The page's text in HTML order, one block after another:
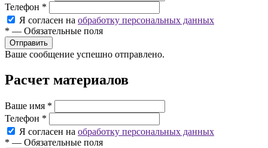
Телефон *
Я согласен на обработку персональных данных
* — Обязательные поля
Ваше сообщение успешно отправлено.
Расчет материалов
Ваше имя *
Телефон *
Я согласен на обработку персональных данных
* — Обязательные поля